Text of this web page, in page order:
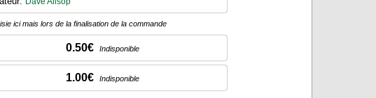
ici mais lors de la finalisation de la commande
0.50€ Indisponible
1.00€ Indisponible